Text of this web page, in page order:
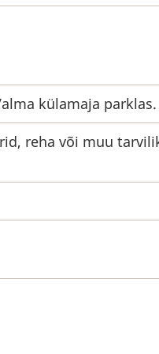
külamaja parklas.
reha või muu